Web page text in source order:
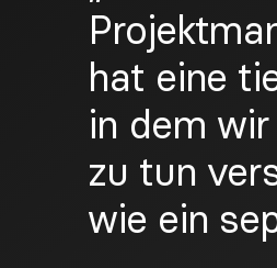
hat eine
in dem
zu tun
wie ein